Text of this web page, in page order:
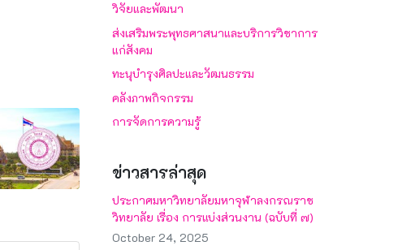
วิจัยและพัฒนา
ส่งเสริมพระพุทธศาสนาและบริการวิชาการ
แก่สังคม
ทะนุบำรุงศิลปะและวัฒนธรรม
คลังภาพกิจกรรม
การจัดการความรู้
ข่าวสารล่าสุด
ประกาศมหาวิทยาลัยมหาจุฬาลงกรณราช
วิทยาลัย เรื่อง การแบ่งส่วนงาน (ฉบับที่ ๗)
October 24, 2025